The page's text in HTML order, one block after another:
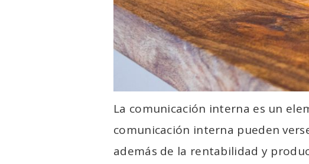
La comunicación interna es un
comunicación interna pueden
además de la rentabilidad y